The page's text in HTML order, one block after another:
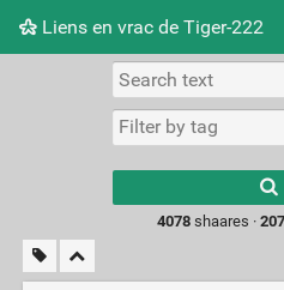
Liens en vrac de Tiger-222
Picture wall
4078 shaares ·